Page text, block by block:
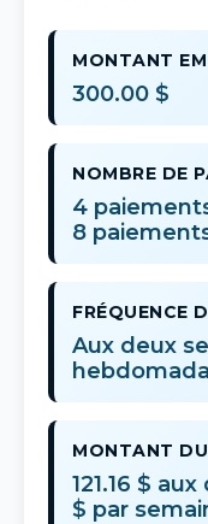
MONTANT
300.00 $
NOMBRE DE
4
8
FRÉQUENCE
Aux deux
MONTANT
121.16 $
$ par